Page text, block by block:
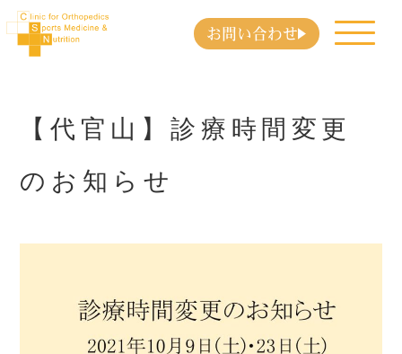
お問い合わせ
【代官山】診療時間変更
のお知らせ